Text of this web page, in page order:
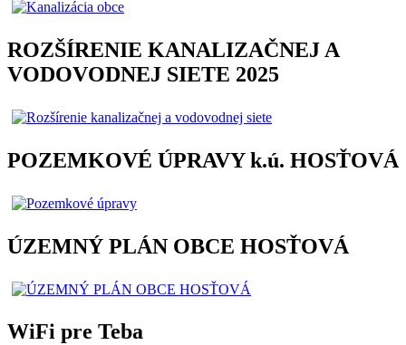
ROZŠÍRENIE KANALIZAČNEJ A
VODOVODNEJ SIETE 2025
POZEMKOVÉ ÚPRAVY k.ú. HOSŤOVÁ
ÚZEMNÝ PLÁN OBCE HOSŤOVÁ
WiFi pre Teba